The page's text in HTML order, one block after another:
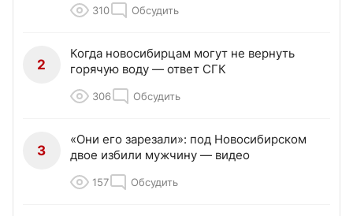
310 Обсудить
2
Когда новосибирцам могут не вернуть
горячую воду — ответ СГК
306 Обсудить
3
«Они его зарезали»: под Новосибирском
двое избили мужчину — видео
157 Обсудить